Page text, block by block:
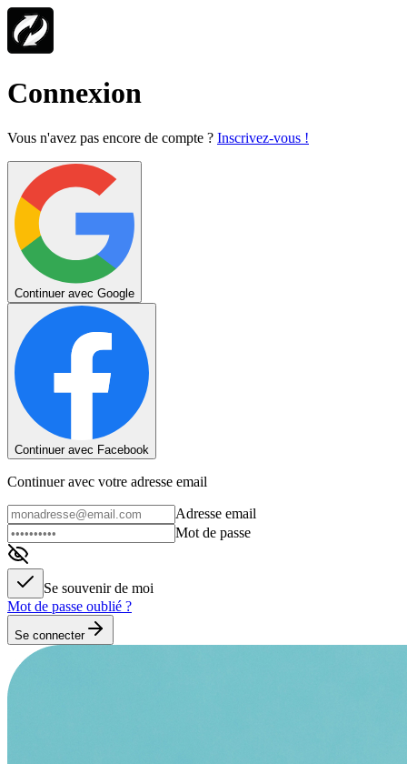
Connexion
Vous n'avez pas encore de compte ? Inscrivez-vous !
Continuer avec Google
Continuer avec Facebook
Continuer avec votre adresse email
Adresse email
Mot de passe
Se souvenir de moi
Mot de passe oublié ?
Se connecter